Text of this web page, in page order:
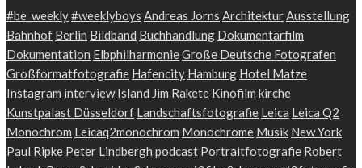
#be_weekly#weeklyboys Andreas Jorns ArchitekturAusstellung
Bahnhof Berlin Bildband Buchhandlung Dokumentarfilm
Dokumentation ElbphilharmonieGroße Deutsche Fotografen
Großformatfotografie Hafencity Hamburg Hotel Matze
Instagram interview Island Jim Rakete Kinofilm kirche
Kunstpalast Düsseldorf Landschaftsfotografie Leica Leica Q2
Monochrom Leicaq2monochrom Monochrome Musik New York
Paul Ripke Peter Lindbergh podcast Portraitfotografie Robert